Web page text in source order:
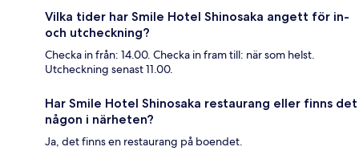
Vilka tider har Smile Hotel Shinosaka angett för in-
och utcheckning?
Checka in från: 14.00. Checka in fram till: när som helst.
Utcheckning senast 11.00.
Har Smile Hotel Shinosaka restaurang eller finns det
någon i närheten?
Ja, det finns en restaurang på boendet.